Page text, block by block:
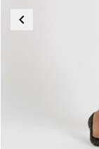
Poprzedni
keyboard_arrow_left